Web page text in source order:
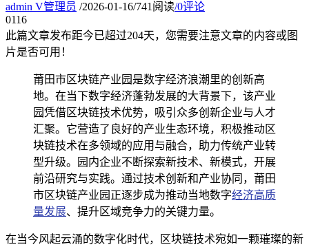
admin V管理员 /2026-01-16/741阅读/0评论
0116
此篇文章发布距今已超过204天，您需要注意文章的内容或图
片是否可用！
莆田市区块链产业园是数字经济浪潮里的创新高
地。在当下数字经济蓬勃发展的大背景下，该产业
园凭借区块链技术优势，吸引众多创新企业与人才
汇聚。它营造了良好的产业生态环境，积极推动区
块链技术在多领域的应用与融合，助力传统产业转
型升级。园内企业不断探索新技术、新模式，开展
前沿研究与实践。通过技术创新和产业协同，莆田
市区块链产业园正逐步成为推动当地数字经济高质
量发展、提升区域竞争力的关键力量。
在当今风起云涌的数字化时代，区块链技术宛如一颗璀璨的新